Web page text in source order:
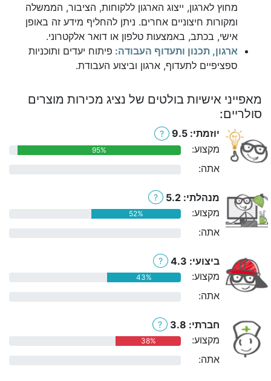
מחוץ לארגון, ייצוג הארגון ללקוחות, הציבור, הממשלה
ומקורות חיצוניים אחרים. ניתן להחליף מידע זה באופן
אישי, בכתב, באמצעות טלפון או דואר אלקטרוני.
ארגון, תכנון ותעדוף העבודה: פיתוח יעדים ותוכניות
ספציפיים לתעדוף, ארגון וביצוע העבודת.
מאפייני אישיות בולטים של נציג מכירות מוצרים
סולריים:
יוזמתי: 9.5 ?
מקצוע: 95%
אתה:
מנהלתי: 5.2 ?
מקצוע: 52%
אתה:
ביצועי: 4.3 ?
מקצוע: 43%
אתה:
חברתי: 3.8 ?
מקצוע: 38%
אתה: